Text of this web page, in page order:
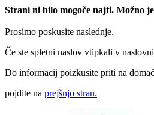
Strani ni bilo mogoče najti. Možno
Prosimo poskusite naslednje.
Če ste spletni naslov vtipkali v
Do informacij poizkusite priti na
pojdite na prejšnjo stran.